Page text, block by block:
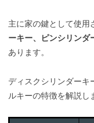
主に家の鍵として使用
ーキー、ピンシリン
あります。
ディスクシリンダーキ
ルキーの特徴を解説し